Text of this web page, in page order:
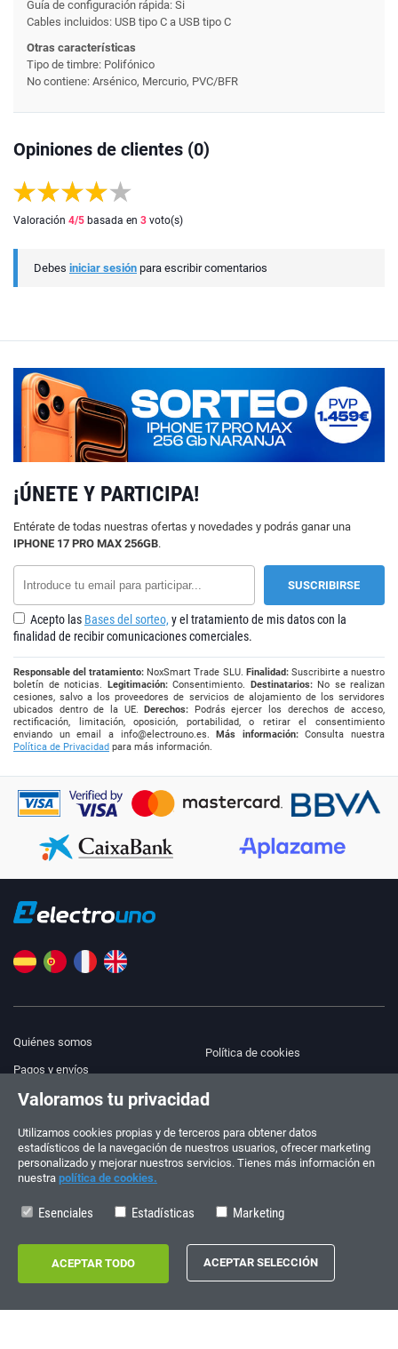
Guía de configuración rápida: Si
Cables incluidos: USB tipo C a USB tipo C
Otras características
Tipo de timbre: Polifónico
No contiene: Arsénico, Mercurio, PVC/BFR
Opiniones de clientes (0)
Valoración 4/5 basada en 3 voto(s)
Debes iniciar sesión para escribir comentarios
¡ÚNETE Y PARTICIPA!
Entérate de todas nuestras ofertas y novedades y podrás ganar una
IPHONE 17 PRO MAX 256GB.
Acepto las Bases del sorteo, y el tratamiento de mis datos con la
finalidad de recibir comunicaciones comerciales.
Responsable del tratamiento: NoxSmart Trade SLU. Finalidad:Suscribirte a nuestro
boletín de noticias. Legitimación:Consentimiento. Destinatarios:No se realizan
cesiones, salvo a los proveedores de servicios de alojamiento de los servidores
ubicados dentro de la UE.Derechos: Podrás ejercer los derechos de acceso,
rectificación, limitación, oposición, portabilidad, o retirar el consentimiento
enviando un email a info@electrouno.es.Más información:Consulta nuestra
Política de Privacidad para más información.
Quiénes somos
Pagos y envíos
Aviso legal
Política de privacidad
Política de cookies
PEDIDOS Y CONSULTAS
+34 910 600 459
HORARIO DE VERANO
Lunes a viernes: 10:00 - 14:00
Valoramos tu privacidad
Utilizamos cookies propias y de terceros para obtener datos
estadísticos de la navegación de nuestros usuarios, ofrecer marketing
personalizado y mejorar nuestros servicios. Tienes más información en
nuestra política de cookies.
Esenciales Estadísticas Marketing